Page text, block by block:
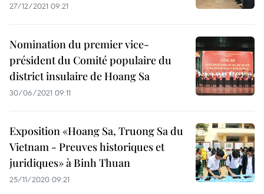
27/12/2021 09:21
Nomination du premier vice-
président du Comité populaire du
district insulaire de Hoang Sa
30/06/2021 09:11
Exposition «Hoang Sa, Truong Sa du
Vietnam - Preuves historiques et
juridiques» à Binh Thuan
25/11/2020 09:21